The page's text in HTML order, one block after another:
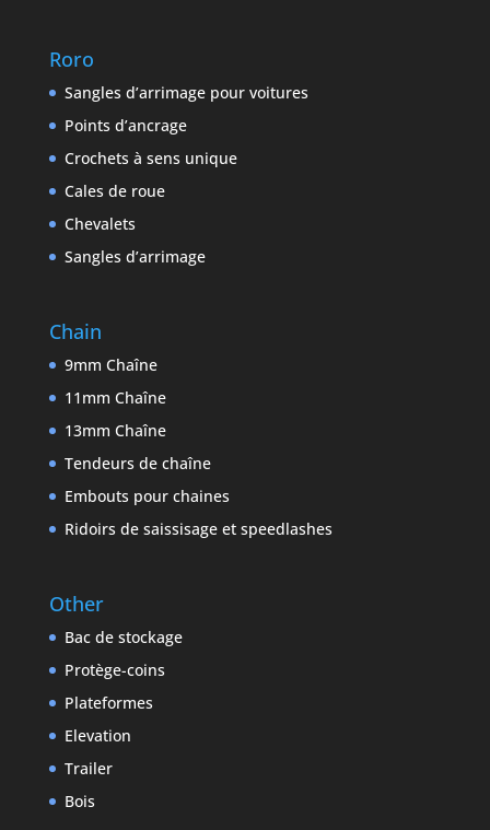
Roro
Sangles d’arrimage pour voitures
Points d’ancrage
Crochets à sens unique
Cales de roue
Chevalets
Sangles d’arrimage
Chain
9mm Chaîne
11mm Chaîne
13mm Chaîne
Tendeurs de chaîne
Embouts pour chaines
Ridoirs de saissisage et speedlashes
Other
Bac de stockage
Protège-coins
Plateformes
Elevation
Trailer
Bois